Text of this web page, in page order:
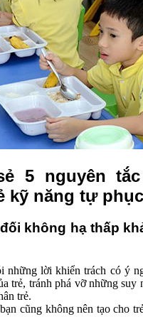
5 nguyên
kỹ năng tự
không hạ thấp
những lời khiển trách có ý
trẻ, tránh phá vỡ những suy
trẻ.
cũng không nên tạo cho